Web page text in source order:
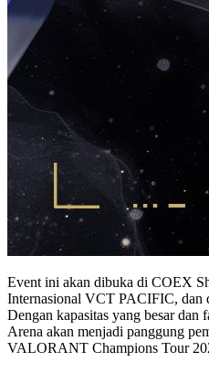
Event ini akan dibuka di COEX
Internasional VCT PACIFIC, dan
Dengan kapasitas yang besar
Arena akan menjadi panggung
VALORANT Champions Tour